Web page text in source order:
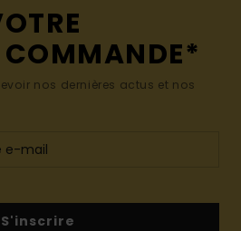
COMMANDE*
nos dernières actus et nos
S'inscrire